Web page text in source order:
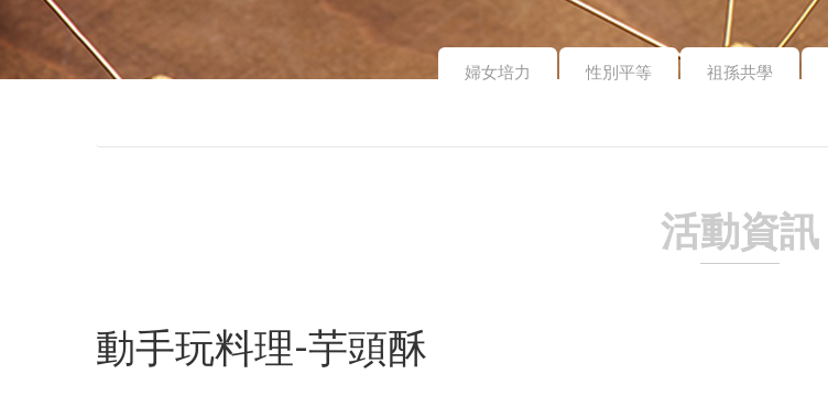
婦女培力 性別平等 祖孫共學
活動資訊
動手玩料理-芋頭酥